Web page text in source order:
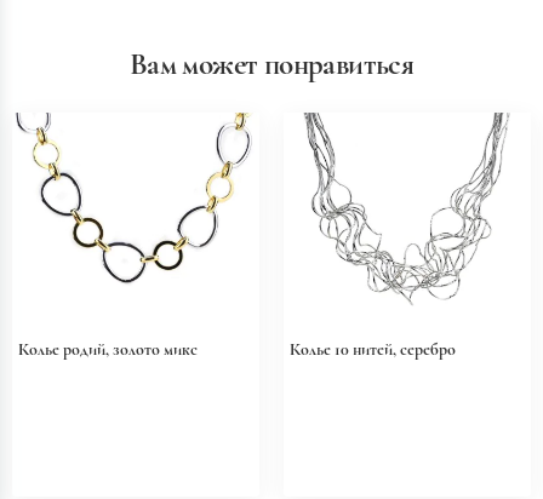
Вам может понравиться
Колье родий, золото микс Колье 10 нитей, серебро